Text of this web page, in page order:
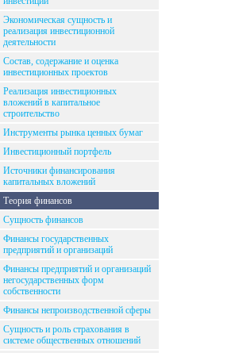
Экономическая сущность и
реализация инвестиционной
деятельности
Состав, содержание и оценка
инвестиционных проектов
Реализация инвестиционных
вложений в капитальное
строительство
Инструменты рынка ценных бумаг
Инвестиционный портфель
Источники финансирования
капитальных вложений
Теория финансов
Сущность финансов
Финансы государственных
предприятий и организаций
Финансы предприятий и организаций
негосударственных форм
собственности
Финансы непроизводственной сферы
Сущность и роль страхования в
системе общественных отношений